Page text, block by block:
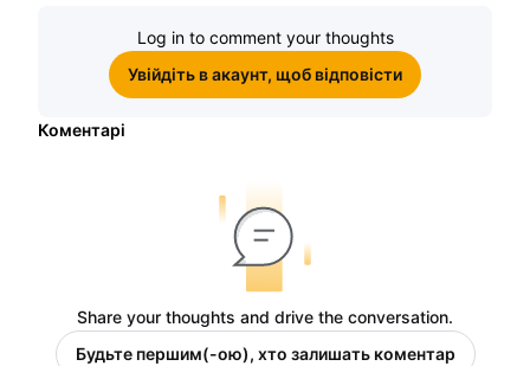
Log in to comment your thoughts
Увійдіть в акаунт, щоб відповісти
Коментарі
Share your thoughts and drive the conversation.
Будьте першим(-ою), хто залишать коментар